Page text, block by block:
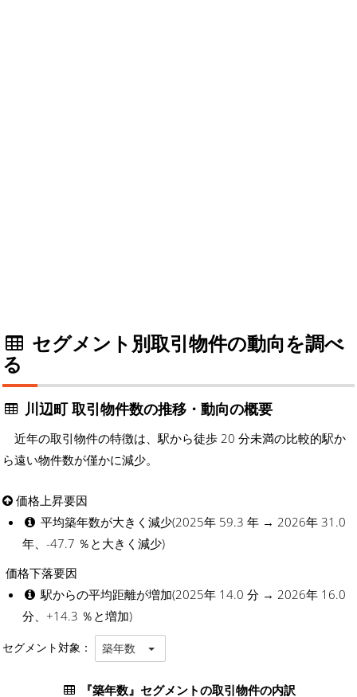
セグメント別取引物件の動向を調べ
る
川辺町 取引物件数の推移・動向の概要
近年の取引物件の特徴は、駅から徒歩 20 分未満の比較的駅か
ら遠い物件数が僅かに減少。
価格上昇要因
平均築年数が大きく減少(2025年 59.3 年 → 2026年 31.0
年、-47.7 ％と大きく減少)
価格下落要因
駅からの平均距離が増加(2025年 14.0 分 → 2026年 16.0
分、+14.3 ％と増加)
セグメント対象： 築年数
『築年数』セグメントの取引物件の内訳